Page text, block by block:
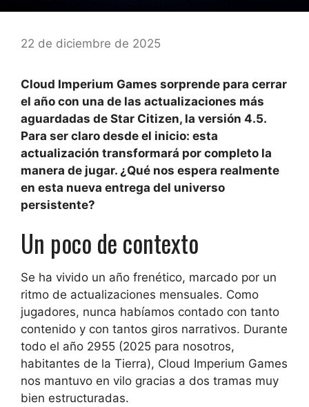
22 de diciembre de 2025
Cloud Imperium Games sorprende para cerrar
el año con una de las actualizaciones más
aguardadas de Star Citizen, la versión 4.5.
Para ser claro desde el inicio: esta
actualización transformará por completo la
manera de jugar. ¿Qué nos espera realmente
en esta nueva entrega del universo
persistente?
Un poco de contexto
Se ha vivido un año frenético, marcado por un
ritmo de actualizaciones mensuales. Como
jugadores, nunca habíamos contado con tanto
contenido y con tantos giros narrativos. Durante
todo el año 2955 (2025 para nosotros,
habitantes de la Tierra), Cloud Imperium Games
nos mantuvo en vilo gracias a dos tramas muy
bien estructuradas.